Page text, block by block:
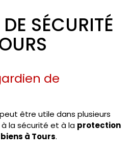
SÉCURITÉ
de
être utile dans plusieurs
la sécurité et à la protection
à Tours.